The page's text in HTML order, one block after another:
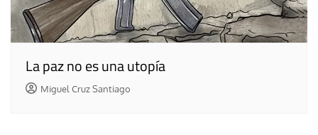
La paz no es una utopía
Miguel Cruz Santiago